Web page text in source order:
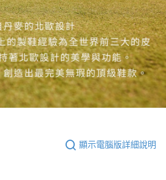
顯示電腦版詳細說明